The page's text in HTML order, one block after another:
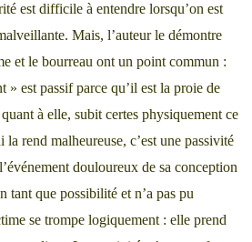
est difficile à entendre lorsqu’on est
Mais, l’auteur le démontre
et le bourreau ont un point commun :
» est passif parce qu’il est la proie de
à elle, subit certes physiquement ce
rend malheureuse, c’est une passivité
douloureux de sa conception
tant que possibilité et n’a pas pu
se trompe logiquement : elle prend